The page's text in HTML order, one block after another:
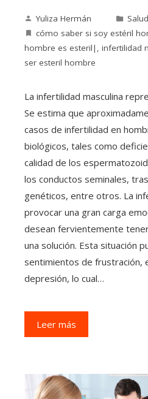
Yuliza Hermán
Salud
cómo saber si soy estéril
hombre es esteril| , infertilidad
ser esteril hombre
La infertilidad masculina
Se estima que
casos de infertilidad en
biológicos, tales como
calidad de los
los conductos seminales,
genéticos, entre otros. La
provocar una gran carga
desean fervientemente
una solución. Esta situación
sentimientos de frustración,
depresión, lo cual…
Leer más